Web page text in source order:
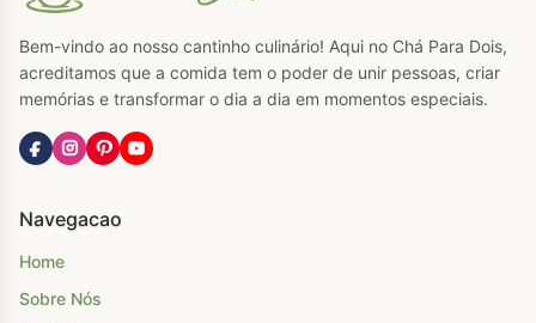
Bem-vindo ao nosso cantinho culinário! Aqui no Chá Para Dois,
acreditamos que a comida tem o poder de unir pessoas, criar
memórias e transformar o dia a dia em momentos especiais.
Navegacao
Home
Sobre Nós